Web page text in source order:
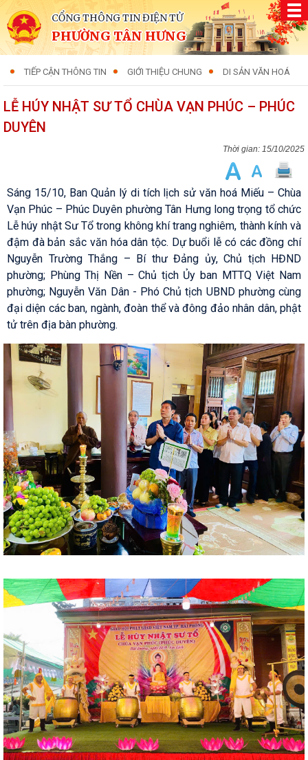
CỔNG THÔNG TIN ĐIỆN TỬ
PHƯỜNG TÂN HƯNG
TIẾP CẬN THÔNG TIN GIỚI THIỆU CHUNG DI SẢN VĂN HOÁ
LỄ HÚY NHẬT SƯ TỔ CHÙA VẠN PHÚC – PHÚC
DUYÊN
15/10/2025
Sáng 15/10, Ban Quản lý di tích lịch sử văn hoá Miếu – Chùa
Vạn Phúc – Phúc Duyên phường Tân Hưng long trọng tổ chức
Lễ húy nhật Sư Tổ trong không khí trang nghiêm, thành kính và
đậm đà bản sắc văn hóa dân tộc. Dự buổi lễ có các đồng chí
Nguyễn Trường Thắng – Bí thư Đảng ủy, Chủ tịch HĐND
phường; Phùng Thị Nền – Chủ tịch Ủy ban MTTQ Việt Nam
phường; Nguyễn Văn Dân - Phó Chủ tịch UBND phường cùng
đại diện các ban, ngành, đoàn thể và đông đảo nhân dân, phật
tử trên địa bàn phường.